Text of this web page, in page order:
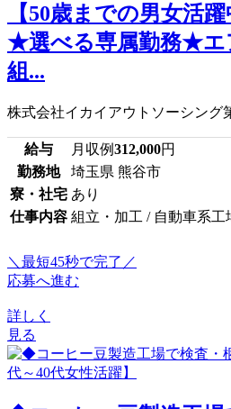
【50歳までの男女活
★選べる専属勤務★エ
組...
株式会社イカイアウトソーシング
給与 月収例312,000円
勤務地
埼玉県 熊谷市
寮・社宅 あり
仕事内容 組立・加工 / 自動車系工
＼最短45秒で完了／
応募へ進む
詳しく
見る